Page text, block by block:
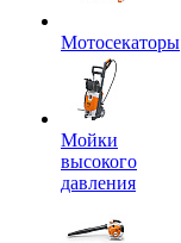
Мотосекаторы
Мойки
высокого
давления